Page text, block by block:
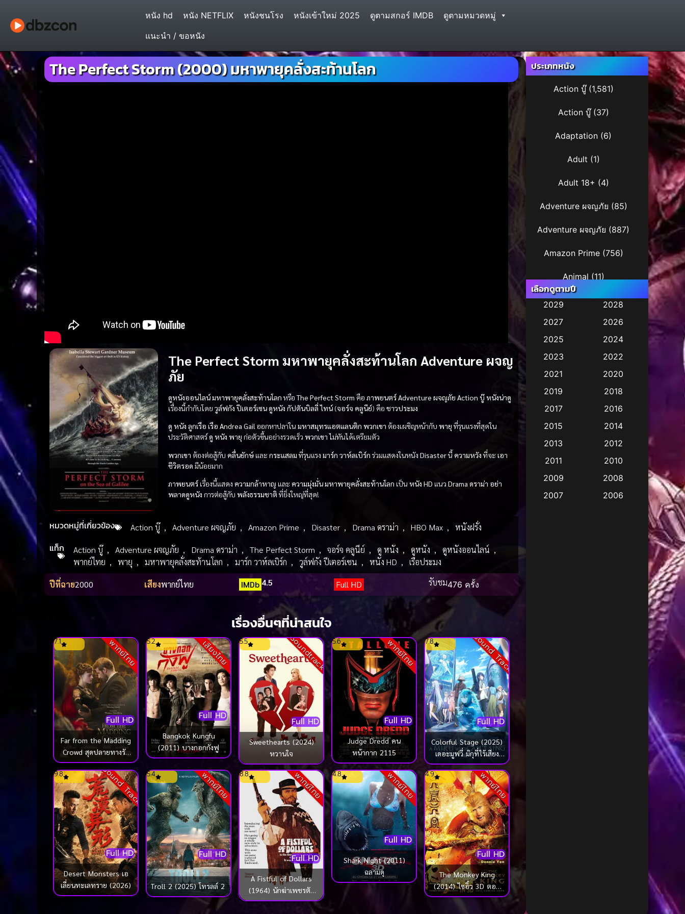
หนัง hd หนัง NETFLIX หนังชนโรง หนังเข้าใหม่ 2025 ดูตามสกอร์ IMDB
ดูตามหมวดหมู่
แนะนำ / ขอหนัง
The Perfect Storm (2000) มหาพายุคลั่งสะท้านโลก
The Perfect Storm มหาพายุคลั่งสะท้านโลก Adventure ผจญ
ภัย
ดูหนังออนไลน์ มหาพายุคลั่งสะท้านโลก หรือThe Perfect Storm คือ ภาพยนตร์Adventure ผจญภัย Action บู๊หนังน่าดู
เรื่องนี้กำกับโดย วูล์ฟกัง ปีเตอร์เซนดูหนัง กัปตันบิลลี่ ไทน์(จอร์จ คลูนีย์) คือ ชาวประมง
ดู หนัง ลูกเรือ เรือ Andrea Gail ออกหาปลาใน มหาสมุทรแอตแลนติก พวกเขา ต้องเผชิญหน้ากับ พายุ ที่รุนแรงที่สุดใน
ประวัติศาสตร์ดู หนัง พายุ ก่อตัวขึ้นอย่างรวดเร็ว พวกเขาไม่ทันได้เตรียมตัว
พวกเขา ต้องต่อสู้กับ คลื่นยักษ์และ กระแสลม ที่รุนแรง มาร์ก วาห์ลเบิร์ก ร่วมแสดงในหนัง Disasterนี้ ความหวัง ที่จะ เอา
ชีวิตรอด มีน้อยมาก
ภาพยนตร์เรื่องนี้แสดง ความกล้าหาญ และ ความมุ่งมั่นมหาพายุคลั่งสะท้านโลก เป็น หนัง HD แนว Drama ดราม่า อย่า
พลาดดูหนัง การต่อสู้กับ พลังธรรมชาติ ที่ยิ่งใหญ่ที่สุด!
หมวดหมู่ที่เกี่ยวข้อง Action บู๊ , Adventure ผจญภัย , Amazon Prime , Disaster , Drama ดราม่า , HBO Max , หนังฝรั่ง
แท็ก Action บู๊ , Adventure ผจญภัย , Drama ดราม่า , The Perfect Storm , จอร์จ คลูนีย์ , ดู หนัง , ดูหนัง , ดูหนังออนไลน์ ,
พากย์ไทย , พายุ , มหาพายุคลั่งสะท้านโลก , มาร์ก วาห์ลเบิร์ก , วูล์ฟกัง ปีเตอร์เซน , หนัง HD , เรือประมง
ปีที่ฉาย2000 เสียงพากย์ไทย IMDb 4.5 Full HD รับชม476 ครั้ง
เรื่องอื่นๆที่น่าสนใจ
พากย์ไทย
Full HD
7.1
Far from the Madding
Crowd สุดปลายทางรัก
(2015)
เสียงไทย
Full HD
5.2
Bangkok Kungfu
(2011) บางกอกกังฟู
Soundtrack
Full HD
5.5
Sweethearts (2024)
หวานใจ
พากย์ไทย
Full HD
5.6
Judge Dredd คน
หน้ากาก 2115
Sound Track
Full HD
7.8
Colorful Stage (2025)
เดอะมูฟวี่ มิกุที่ไร้เสียง
เพลง
Sound Track
Full HD
9.8
Desert Monsters เอ
เลี่ยนทะเลทราย (2026)
พากย์ไทย
Full HD
5.4
Troll 2 (2025) โทรลล์ 2
พากย์ไทย
Full HD
8.8
A Fistful of Dollars
(1964) นักฆ่าเพชรตัด
เพชร
พากย์ไทย
Full HD
4.8
Shark Night (2011)
ฉลามดุ
พากย์ไทย
Full HD
4.9
The Monkey King
(2014) ไซอิ๋ว 3D ตอน
กำเนิดราชาวานร
ประเภทหนัง
Action บู๊(1,581)
Action บู๊(37)
Adaptation (6)
Adult (1)
Adult 18+ (4)
Adventure ผจญภัย (85)
Adventure ผจญภัย (887)
Amazon Prime(756)
Animal (11)
Animation การ์ตูน(245)
Animation การ์ตูน(29)
Animation อนิเมชั่น(1)
Animation แอนิเมชั่น (2)
Anthology (2)
Apple TV (17)
เลือกดูตามปี
2029
2028
2027
2026
2025
2024
2023
2022
2021
2020
2019
2018
2017
2016
2015
2014
2013
2012
2011
2010
2009
2008
2007
2006